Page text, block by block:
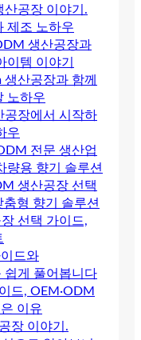
산공장 이야기.
제조 노하우
생산공장과
이템 이야기
생산공장과 함께
노하우
공장에서 시작하
우
전문 생산업
량용 향기 솔루션
생산공장 선택
형 향기 솔루션
선택 가이드,
드와
쉽게 풀어봅니다
드, OEM·ODM
이유
장 이야기.